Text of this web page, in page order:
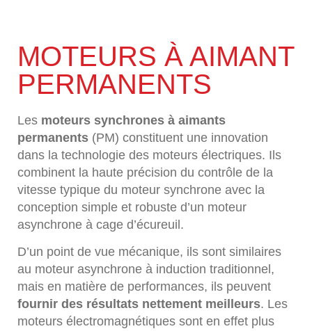
MOTEURS À AIMANT
PERMANENTS
Les moteurs synchrones à aimants
permanents (PM) constituent une innovation
dans la technologie des moteurs électriques. Ils
combinent la haute précision du contrôle de la
vitesse typique du moteur synchrone avec la
conception simple et robuste d’un moteur
asynchrone à cage d’écureuil.
D’un point de vue mécanique, ils sont similaires
au moteur asynchrone à induction traditionnel,
mais en matière de performances, ils peuvent
fournir des résultats nettement meilleurs. Les
moteurs électromagnétiques sont en effet plus